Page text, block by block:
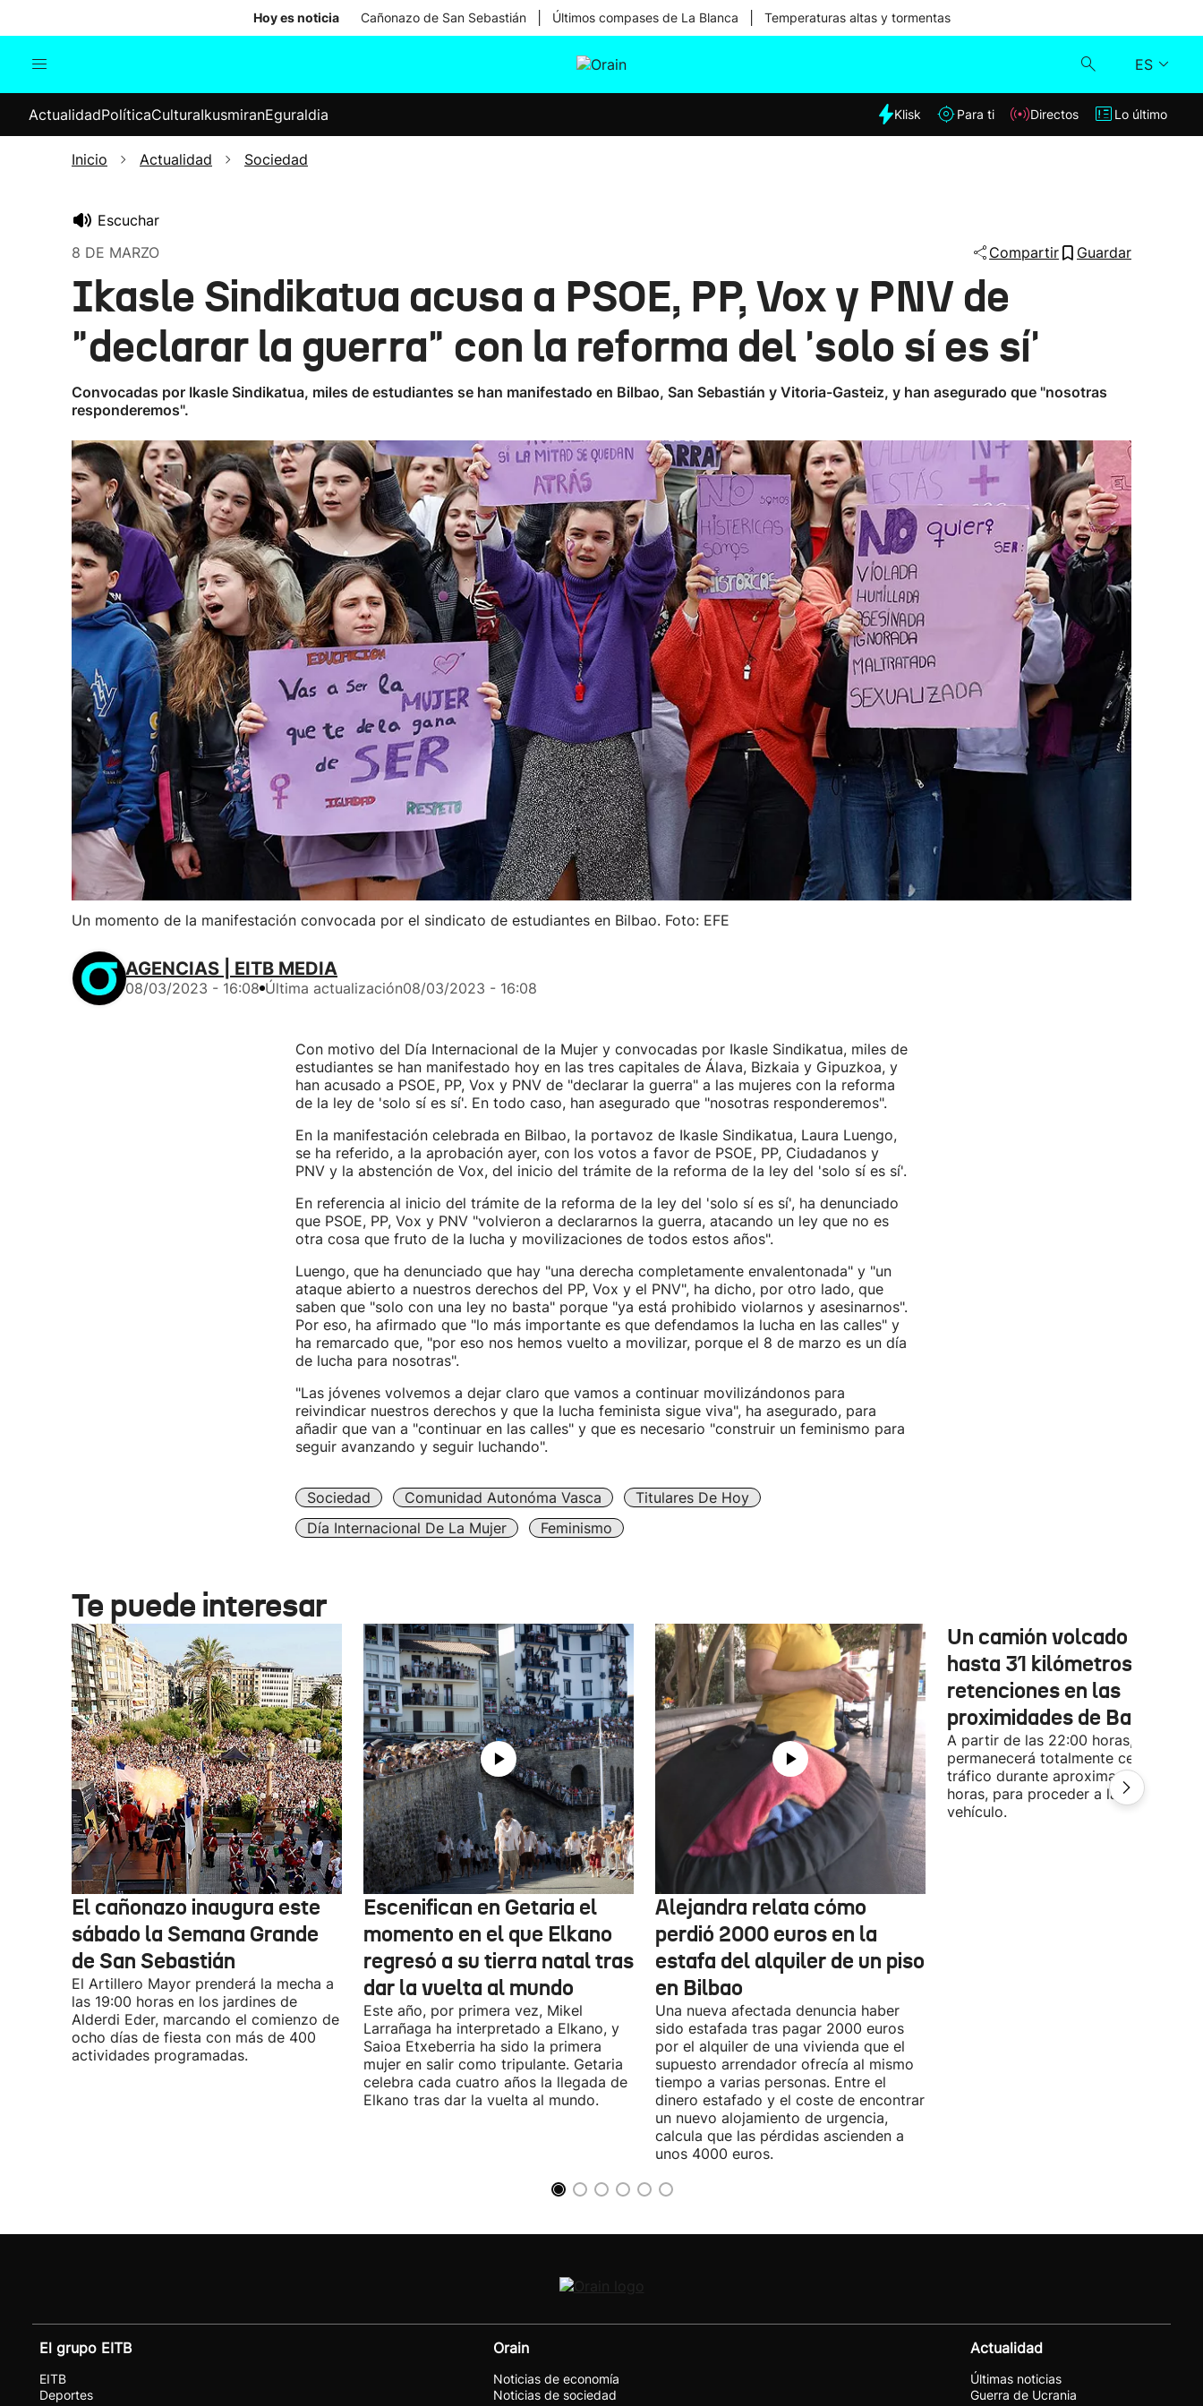
Hoy es noticia Cañonazo de San Sebastián Últimos compases de La Blanca Temperaturas altas y tormentas
ES
Internacional
Elecciones
Klisk
ActualidadPolíticaCulturaIkusmiranEguraldia Klisk Para ti Directos Lo último
Inicio Actualidad Sociedad
Escuchar
8 DE MARZO
Compartir Guardar
Ikasle Sindikatua acusa a PSOE, PP, Vox y PNV de
"declarar la guerra" con la reforma del 'solo sí es sí'
Convocadas por Ikasle Sindikatua, miles de estudiantes se han manifestado en Bilbao, San Sebastián y Vitoria-Gasteiz, y han asegurado que "nosotras
responderemos".
Un momento de la manifestación convocada por el sindicato de estudiantes en Bilbao. Foto: EFE
AGENCIAS | EITB MEDIA
08/03/2023 - 16:08 Última actualización08/03/2023 - 16:08
Con motivo del Día Internacional de la Mujer y convocadas por Ikasle Sindikatua, miles de
estudiantes se han manifestado hoy en las tres capitales de Álava, Bizkaia y Gipuzkoa, y
han acusado a PSOE, PP, Vox y PNV de "declarar la guerra" a las mujeres con la reforma
de la ley de 'solo sí es sí'. En todo caso, han asegurado que "nosotras responderemos".
En la manifestación celebrada en Bilbao, la portavoz de Ikasle Sindikatua, Laura Luengo,
se ha referido, a la aprobación ayer, con los votos a favor de PSOE, PP, Ciudadanos y
PNV y la abstención de Vox, del inicio del trámite de la reforma de la ley del 'solo sí es sí'.
En referencia al inicio del trámite de la reforma de la ley del 'solo sí es sí', ha denunciado
que PSOE, PP, Vox y PNV "volvieron a declararnos la guerra, atacando un ley que no es
otra cosa que fruto de la lucha y movilizaciones de todos estos años".
Luengo, que ha denunciado que hay "una derecha completamente envalentonada" y "un
ataque abierto a nuestros derechos del PP, Vox y el PNV", ha dicho, por otro lado, que
saben que "solo con una ley no basta" porque "ya está prohibido violarnos y asesinarnos".
Por eso, ha afirmado que "lo más importante es que defendamos la lucha en las calles" y
ha remarcado que, "por eso nos hemos vuelto a movilizar, porque el 8 de marzo es un día
de lucha para nosotras".
"Las jóvenes volvemos a dejar claro que vamos a continuar movilizándonos para
reivindicar nuestros derechos y que la lucha feminista sigue viva", ha asegurado, para
añadir que van a "continuar en las calles" y que es necesario "construir un feminismo para
seguir avanzando y seguir luchando".
Sociedad Comunidad Autonóma Vasca
Titulares De Hoy
Día Internacional De La Mujer
Feminismo
Te puede interesar
El cañonazo inaugura este
sábado la Semana Grande
de San Sebastián
El Artillero Mayor prenderá la mecha a
las 19:00 horas en los jardines de
Alderdi Eder, marcando el comienzo de
ocho días de fiesta con más de 400
actividades programadas.
Escenifican en Getaria el
momento en el que Elkano
regresó a su tierra natal tras
dar la vuelta al mundo
Este año, por primera vez, Mikel
Larrañaga ha interpretado a Elkano, y
Saioa Etxeberria ha sido la primera
mujer en salir como tripulante. Getaria
celebra cada cuatro años la llegada de
Elkano tras dar la vuelta al mundo.
Alejandra relata cómo
perdió 2000 euros en la
estafa del alquiler de un piso
en Bilbao
Una nueva afectada denuncia haber
sido estafada tras pagar 2000 euros
por el alquiler de una vivienda que el
supuesto arrendador ofrecía al mismo
tiempo a varias personas. Entre el
dinero estafado y el coste de encontrar
un nuevo alojamiento de urgencia,
calcula que las pérdidas ascienden a
unos 4000 euros.
Un camión volcado
hasta 31 kilómetros de
retenciones en las
proximidades de Baiona
A partir de las 22:00 horas, la A-63
permanecerá totalmente cerrada al
tráfico durante aproximadamente 3
horas, para proceder a la retirada del
vehículo.
El grupo EITB
EITB
Deportes
Orain
Noticias de economía
Noticias de sociedad
Actualidad
Últimas noticias
Guerra de Ucrania